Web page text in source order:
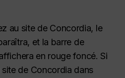
au site de Concordia, le
et la barre de
en rouge foncé. Si
de Concordia dans